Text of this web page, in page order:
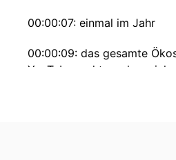
00:00:07: einmal im Jahr
00:00:09: das gesamte
YouTube und tauschen sich